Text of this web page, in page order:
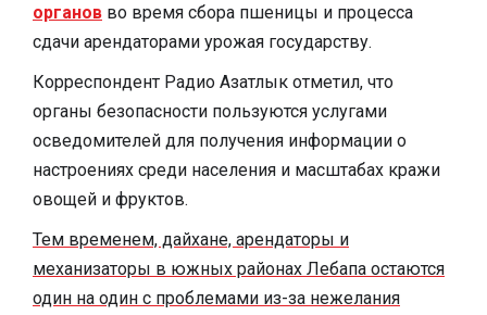
органов во время сбора пшеницы и процесса
сдачи арендаторами урожая государству.
Корреспондент Радио Азатлык отметил, что
органы безопасности пользуются услугами
осведомителей для получения информации о
настроениях среди населения и масштабах кражи
овощей и фруктов.
Тем временем, дайхане, арендаторы и
механизаторы в южных районах Лебапа остаются
один на один с проблемами из-за нежелания